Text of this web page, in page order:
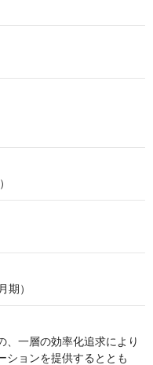
期）
、一層の効率化追求により
ションを提供するととも